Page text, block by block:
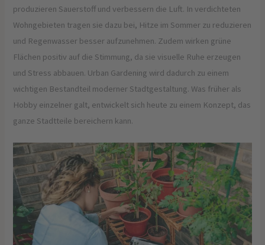
produzieren Sauerstoff und verbessern die Luft. In verdichteten
Wohngebieten tragen sie dazu bei, Hitze im Sommer zu reduzieren
und Regenwasser besser aufzunehmen. Zudem wirken grüne
Flächen positiv auf die Stimmung, da sie visuelle Ruhe erzeugen
und Stress abbauen. Urban Gardening wird dadurch zu einem
wichtigen Bestandteil moderner Stadtgestaltung. Was früher als
Hobby einzelner galt, entwickelt sich heute zu einem Konzept, das
ganze Stadtteile bereichern kann.